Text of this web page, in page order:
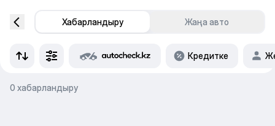
Хабарландыру Жаңа авто
Кредитке
0 хабарландыру